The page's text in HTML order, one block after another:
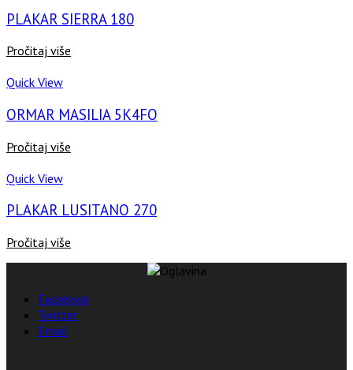
PLAKAR SIERRA 180
Pročitaj više
Quick View
ORMAR MASILIA 5K4FO
Pročitaj više
Quick View
PLAKAR LUSITANO 270
Pročitaj više
Facebook
Twitter
Email